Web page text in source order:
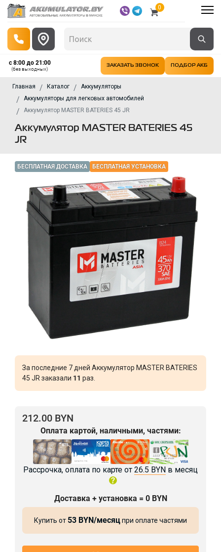
0
с 8:00 до 21:00
(без выходных)
ЗАКАЗАТЬ ЗВОНОК ПОДБОР АКБ
Главная Каталог
Аккумуляторы
Аккумуляторы для легковых автомобилей
Аккумулятор MASTER BATERIES 45 JR
Аккумулятор MASTER BATERIES 45
JR
БЕСПЛАТНАЯ ДОСТАВКА БЕСПЛАТНАЯ УСТАНОВКА
За последние 7 дней Аккумулятор MASTER BATERIES
45 JR заказали 11 раз.
212.00 BYN
Оплата картой, наличными, частями:
Рассрочка, оплата по карте от 26.5 BYN в месяц
Доставка + установка = 0 BYN
Купить от 53 BYN/месяцпри оплате частями